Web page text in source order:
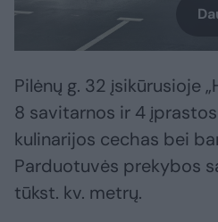
Pilėnų g. 32 įsikūrusioje
8 savitarnos ir 4
kulinarijos cechas bei
Parduotuvės prekybos
tūkst. kv. metrų.